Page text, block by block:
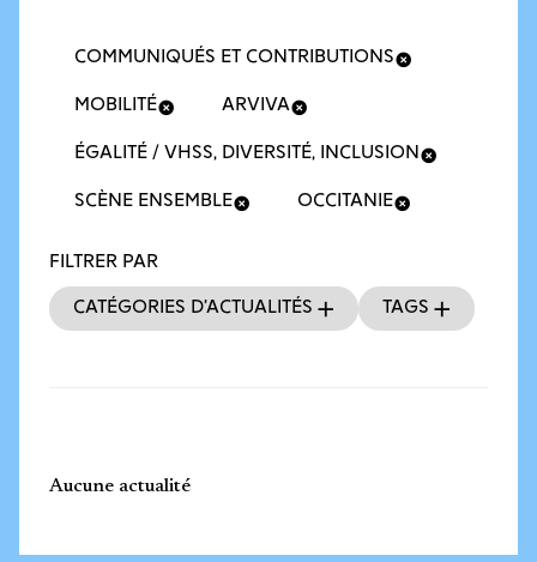
FILTRER PAR
Catégories d’actualités Tags
COMMUNIQUÉS ET CONTRIBUTIONS
MOBILITÉ ARVIVA
ÉGALITÉ / VHSS, DIVERSITÉ, INCLUSION
SCÈNE ENSEMBLE OCCITANIE
Aucune actualité